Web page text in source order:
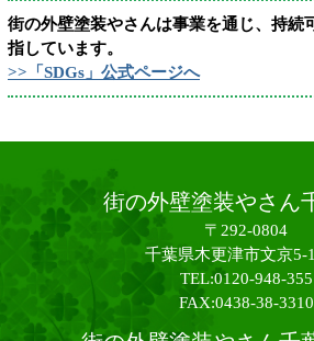
街の外壁塗装やさんは事業を通じ、持続
指しています。
>>「SDGs」公式ページへ
街の外壁塗装やさん
〒292-0804
千葉県木更津市文京5-
TEL:0120-948-355
FAX:0438-38-3310